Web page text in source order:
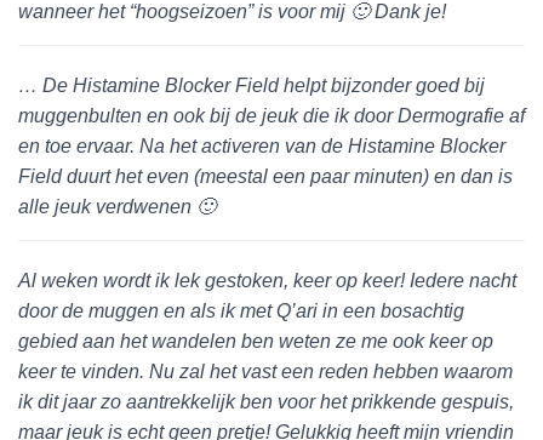
wanneer het “hoogseizoen” is voor mij 🙂 Dank je!
… De Histamine Blocker Field helpt bijzonder goed bij
muggenbulten en ook bij de jeuk die ik door Dermografie af
en toe ervaar. Na het activeren van de Histamine Blocker
Field duurt het even (meestal een paar minuten) en dan is
alle jeuk verdwenen 🙂
Al weken wordt ik lek gestoken, keer op keer! Iedere nacht
door de muggen en als ik met Q’ari in een bosachtig
gebied aan het wandelen ben weten ze me ook keer op
keer te vinden. Nu zal het vast een reden hebben waarom
ik dit jaar zo aantrekkelijk ben voor het prikkende gespuis,
maar jeuk is echt geen pretje! Gelukkig heeft mijn vriendin